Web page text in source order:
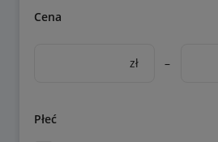
Cena
zł –
Płeć